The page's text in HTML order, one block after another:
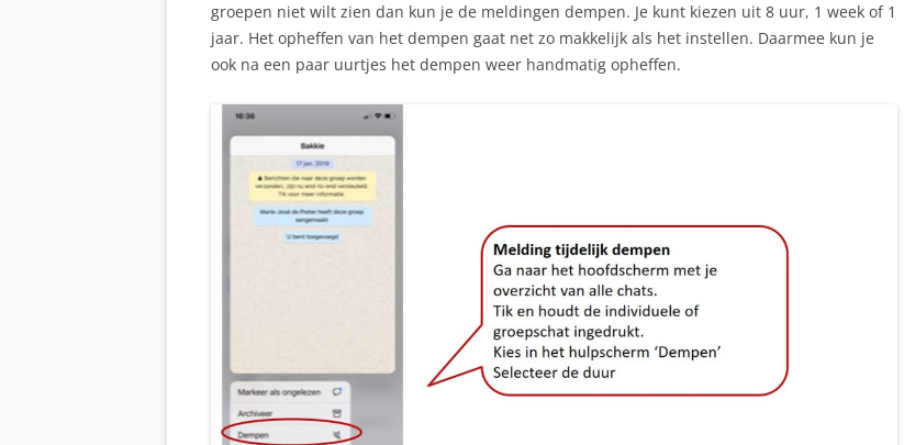
groepen niet wilt zien dan kun je de meldingen dempen. Je kunt kiezen uit 8 uur, 1 week of 1
jaar. Het opheffen van het dempen gaat net zo makkelijk als het instellen. Daarmee kun je
ook na een paar uurtjes het dempen weer handmatig opheffen.